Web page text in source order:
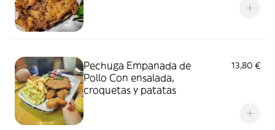
Pechuga Empanada de
Pollo Con ensalada,
croquetas y patatas
13,80 €